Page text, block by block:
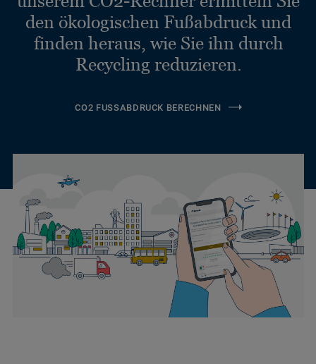
den ökologischen Fußabdruck und
finden heraus, wie Sie ihn durch
Recycling reduzieren.
CO2 FUSSABDRUCK BERECHNEN